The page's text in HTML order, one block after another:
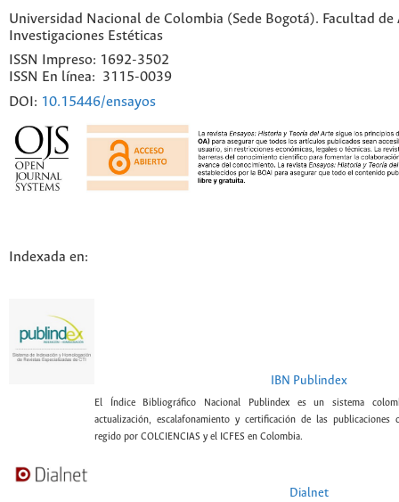
Universidad Nacional de Colombia (Sede Bogotá). Facultad
Investigaciones Estéticas
ISSN Impreso: 1692-3502
ISSN En línea: 3115-0039
DOI: 10.15446/ensayos
Indexada en:
IBN Publindex
El Índice Bibliográfico Nacional Publindex es un sistema
actualización, escalafonamiento y certificación de las publicaciones
regido por COLCIENCIAS y el ICFES en Colombia.
Dialnet